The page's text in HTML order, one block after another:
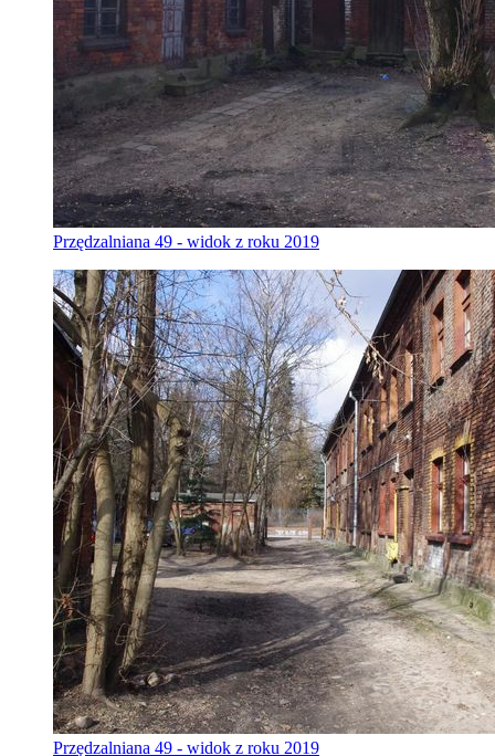
Przędzalniana 49 - widok z roku 2019
Przędzalniana 49 - widok z roku 2019